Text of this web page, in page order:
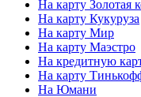
На карту Золотая
На карту Кукуруза
На карту Мир
На карту Маэстро
На кредитную
На карту
На Юмани